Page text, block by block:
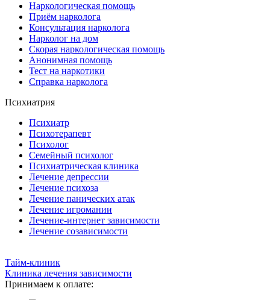
Наркологическая помощь
Приём нарколога
Консультация нарколога
Нарколог на дом
Скорая наркологическая помощь
Анонимная помощь
Тест на наркотики
Справка нарколога
Психиатрия
Психиатр
Психотерапевт
Психолог
Семейный психолог
Психиатрическая клиника
Лечение депрессии
Лечение психоза
Лечение панических атак
Лечение игромании
Лечение-интернет зависимости
Лечение созависимости
Тайм-клиник
Клиника лечения зависимости
Принимаем к оплате: